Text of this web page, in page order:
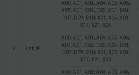
2 Kinh tế
A00; A01; A03; A04; A05; A06;
A07; C01; C02; C03; C04; D01;
D07; D09; D10; X01; X05; X09;
X17; X21; X25
A00; A01; A03; A04; A05; A06;
A07; C01; C02; C03; C04; D01;
D07; D09; D10; X01; X05; X09;
X17; X21; X25
A00; A01; A03; A04; A05; A06;